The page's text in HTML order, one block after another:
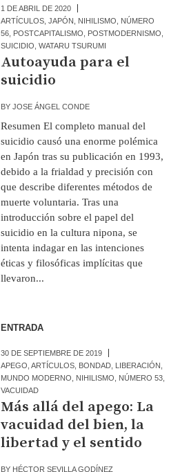
1 DE ABRIL DE 2020
ARTÍCULOS ,JAPÓN NIHILISMO
NÚMERO
56 POSTCAPITALISMO POSTMODERNISMO
SUICIDIO ,WATARU TSURUMI
Autoayuda para el
suicidio
BYJOSE ÁNGEL CONDE
Resumen El completo manual del
suicidio causó una enorme polémica
en Japón tras su publicación en 1993,
debido a la frialdad y precisión con
que describe diferentes métodos de
muerte voluntaria. Tras una
introducción sobre el papel del
suicidio en la cultura nipona, se
intenta indagar en las intenciones
éticas y filosóficas implícitas que
llevaron...
ENTRADA
30 DE SEPTIEMBRE DE 2019
APEGO ,ARTÍCULOS BONDAD LIBERACIÓN
MUNDO MODERNO
NIHILISMO NÚMERO 53
VACUIDAD
Más allá del apego: La
vacuidad del bien, la
libertad y el sentido
BY HÉCTOR SEVILLA GODÍNEZ